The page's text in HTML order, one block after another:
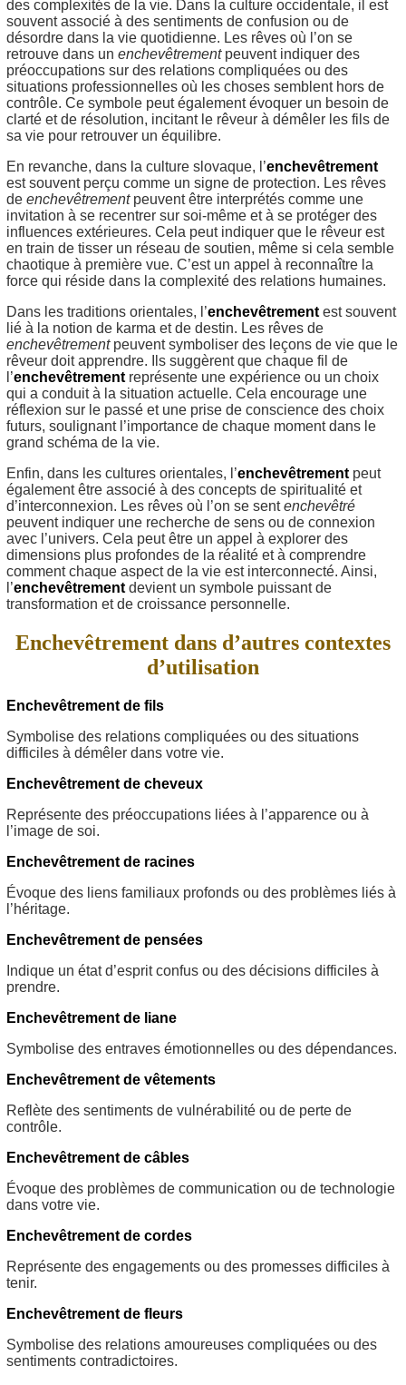
des complexités de la vie. Dans la culture occidentale, il est
souvent associé à des sentiments de confusion ou de
désordre dans la vie quotidienne. Les rêves où l’on se
retrouve dans un enchevêtrementpeuvent indiquer des
préoccupations sur des relations compliquées ou des
situations professionnelles où les choses semblent hors de
contrôle. Ce symbole peut également évoquer un besoin de
clarté et de résolution, incitant le rêveur à démêler les fils de
sa vie pour retrouver un équilibre.
En revanche, dans la culture slovaque, l’enchevêtrement
est souvent perçu comme un signe de protection. Les rêves
de enchevêtrementpeuvent être interprétés comme une
invitation à se recentrer sur soi-même et à se protéger des
influences extérieures. Cela peut indiquer que le rêveur est
en train de tisser un réseau de soutien, même si cela semble
chaotique à première vue. C’est un appel à reconnaître la
force qui réside dans la complexité des relations humaines.
Dans les traditions orientales, l’enchevêtrement est souvent
lié à la notion de karma et de destin. Les rêves de
enchevêtrementpeuvent symboliser des leçons de vie que le
rêveur doit apprendre. Ils suggèrent que chaque fil de
l’enchevêtrement représente une expérience ou un choix
qui a conduit à la situation actuelle. Cela encourage une
réflexion sur le passé et une prise de conscience des choix
futurs, soulignant l’importance de chaque moment dans le
grand schéma de la vie.
Enfin, dans les cultures orientales, l’enchevêtrement peut
également être associé à des concepts de spiritualité et
d’interconnexion. Les rêves où l’on se sentenchevêtré
peuvent indiquer une recherche de sens ou de connexion
avec l’univers. Cela peut être un appel à explorer des
dimensions plus profondes de la réalité et à comprendre
comment chaque aspect de la vie est interconnecté. Ainsi,
l’enchevêtrement devient un symbole puissant de
transformation et de croissance personnelle.
Enchevêtrement dans d’autres contextes
d’utilisation
Enchevêtrement de fils
Symbolise des relations compliquées ou des situations
difficiles à démêler dans votre vie.
Enchevêtrement de cheveux
Représente des préoccupations liées à l’apparence ou à
l’image de soi.
Enchevêtrement de racines
Évoque des liens familiaux profonds ou des problèmes liés à
l’héritage.
Enchevêtrement de pensées
Indique un état d’esprit confus ou des décisions difficiles à
prendre.
Enchevêtrement de liane
Symbolise des entraves émotionnelles ou des dépendances.
Enchevêtrement de vêtements
Reflète des sentiments de vulnérabilité ou de perte de
contrôle.
Enchevêtrement de câbles
Évoque des problèmes de communication ou de technologie
dans votre vie.
Enchevêtrement de cordes
Représente des engagements ou des promesses difficiles à
tenir.
Enchevêtrement de fleurs
Symbolise des relations amoureuses compliquées ou des
sentiments contradictoires.